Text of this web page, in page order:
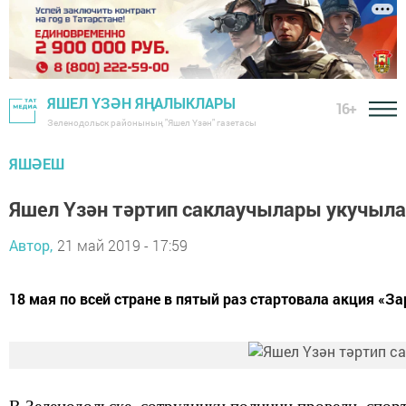
ЯШЕЛ ҮЗӘН ЯҢАЛЫКЛАРЫ
Зеленодольск районының "Яшел Үзән" газетасы
16+
ЯШӘЕШ
Яшел Үзән тәртип саклаучылары
Автор, 21 май 2019 - 17:59
18 мая по всей стране в пятый раз стартовала акция